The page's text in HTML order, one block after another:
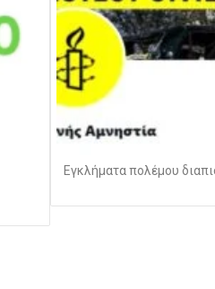
Εγκλήματα πολέμου